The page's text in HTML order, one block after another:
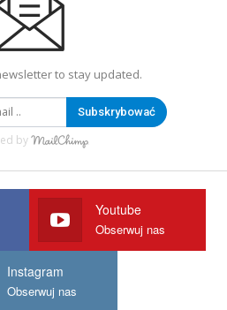
to stay updated.
Subskrybować
by
Youtube
Obserwuj nas
Instagram
Obserwuj nas